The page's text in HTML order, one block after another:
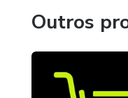
Outros